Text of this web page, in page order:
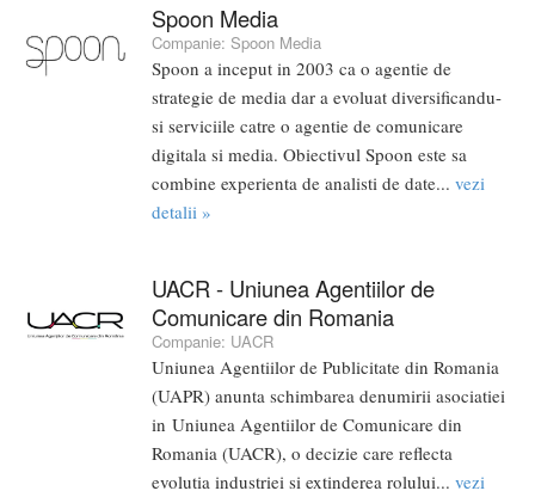
Spoon Media
Companie: Spoon Media
Spoon a inceput in 2003 ca o agentie de
strategie de media dar a evoluat diversificandu-
si serviciile catre o agentie de comunicare
digitala si media. Obiectivul Spoon este sa
combine experienta de analisti de date... vezi
detalii »
UACR - Uniunea Agentiilor de
Comunicare din Romania
Companie: UACR
Uniunea Agentiilor de Publicitate din Romania
(UAPR) anunta schimbarea denumirii asociatiei
in Uniunea Agentiilor de Comunicare din
Romania (UACR), o decizie care reflecta
evolutia industriei si extinderea rolului... vezi